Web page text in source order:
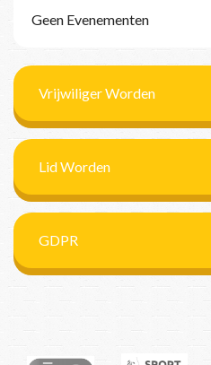
Geen Evenementen
Vrijwiliger Worden
Lid Worden
GDPR